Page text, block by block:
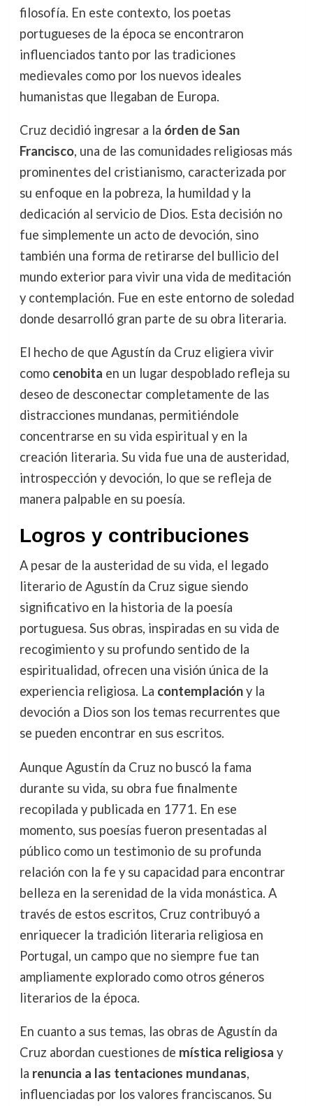
filosofía. En este contexto, los poetas
portugueses de la época se encontraron
influenciados tanto por las tradiciones
medievales como por los nuevos ideales
humanistas que llegaban de Europa.
Cruz decidió ingresar a la órden de San
Francisco, una de las comunidades religiosas más
prominentes del cristianismo, caracterizada por
su enfoque en la pobreza, la humildad y la
dedicación al servicio de Dios. Esta decisión no
fue simplemente un acto de devoción, sino
también una forma de retirarse del bullicio del
mundo exterior para vivir una vida de meditación
y contemplación. Fue en este entorno de soledad
donde desarrolló gran parte de su obra literaria.
El hecho de que Agustín da Cruz eligiera vivir
como cenobita en un lugar despoblado refleja su
deseo de desconectar completamente de las
distracciones mundanas, permitiéndole
concentrarse en su vida espiritual y en la
creación literaria. Su vida fue una de austeridad,
introspección y devoción, lo que se refleja de
manera palpable en su poesía.
Logros y contribuciones
A pesar de la austeridad de su vida, el legado
literario de Agustín da Cruz sigue siendo
significativo en la historia de la poesía
portuguesa. Sus obras, inspiradas en su vida de
recogimiento y su profundo sentido de la
espiritualidad, ofrecen una visión única de la
experiencia religiosa. La contemplacióny la
devoción a Dios son los temas recurrentes que
se pueden encontrar en sus escritos.
Aunque Agustín da Cruz no buscó la fama
durante su vida, su obra fue finalmente
recopilada y publicada en 1771. En ese
momento, sus poesías fueron presentadas al
público como un testimonio de su profunda
relación con la fe y su capacidad para encontrar
belleza en la serenidad de la vida monástica. A
través de estos escritos, Cruz contribuyó a
enriquecer la tradición literaria religiosa en
Portugal, un campo que no siempre fue tan
ampliamente explorado como otros géneros
literarios de la época.
En cuanto a sus temas, las obras de Agustín da
Cruz abordan cuestiones de mística religiosa y
la renuncia a las tentaciones mundanas,
influenciadas por los valores franciscanos. Su